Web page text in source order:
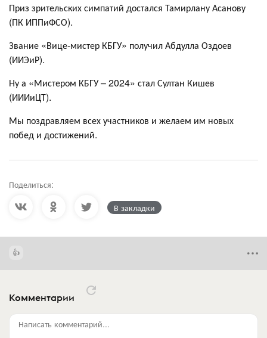
Приз зрительских симпатий достался Тамирлану Асанову
(ПК ИППиФСО).
Звание «Вице-мистер КБГУ» получил Абдулла Оздоев
(ИИЭиР).
Ну а «Мистером КБГУ – 2024» стал Султан Кишев
(ИИИиЦТ).
Мы поздравляем всех участников и желаем им новых
побед и достижений.
Поделиться:
В закладки
Комментарии
Написать комментарий...